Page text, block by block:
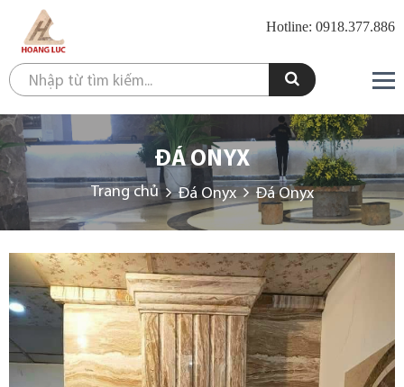
Hotline: 0918.377.886
ĐÁ ONYX
Trang chủ Đá Onyx Đá Onyx